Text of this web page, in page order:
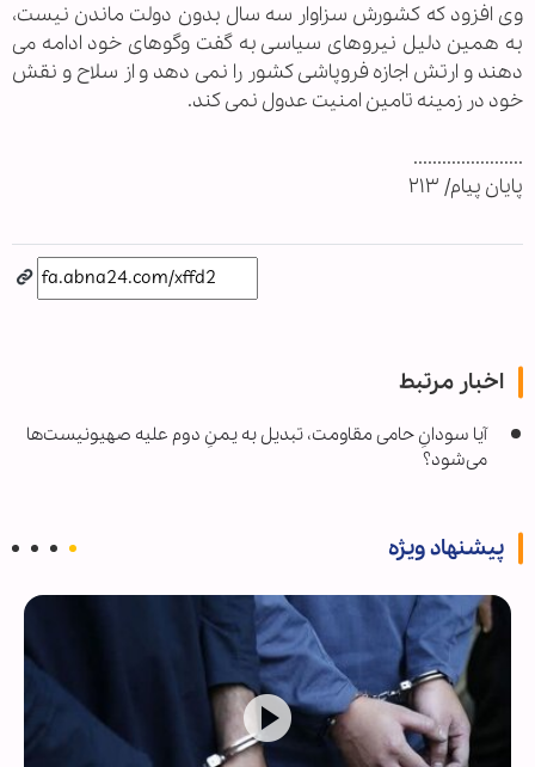
وی افزود که کشورش سزاوار سه سال بدون دولت ماندن نیست،
به همین دلیل نیروهای سیاسی به گفت وگوهای خود ادامه می
دهند و ارتش اجازه فروپاشی کشور را نمی دهد و از سلاح و نقش
خود در زمینه تامین امنیت عدول نمی کند.
.......................
پايان پيام/ ۲۱۳
اخبار مرتبط
آیا سودانِ حامی مقاومت، تبدیل به یمنِ دوم علیه صهیونیست‌ها
می‌شود؟
پیشنهاد ویژه